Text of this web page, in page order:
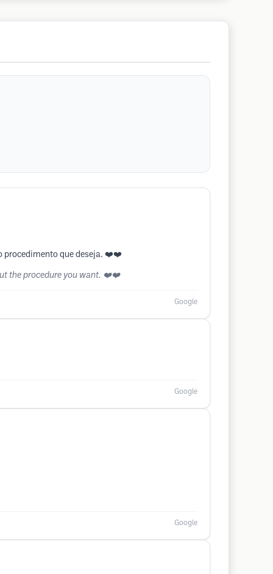
procedimento que deseja. ❤️❤️
the procedure you want. ❤️❤️
Google
Google
Google